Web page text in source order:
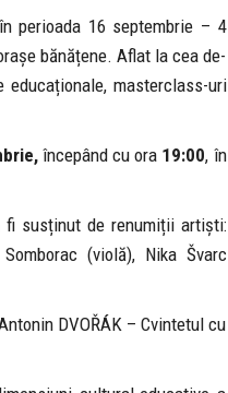
perioada 16 septembrie – 4
bănățene. Aflat la cea de-
educaționale, masterclass-uri
începând cu ora 19:00, în
susținut de renumiții artiști:
(violă), Nika Švarc
DVOŘÁK – Cvintetul cu